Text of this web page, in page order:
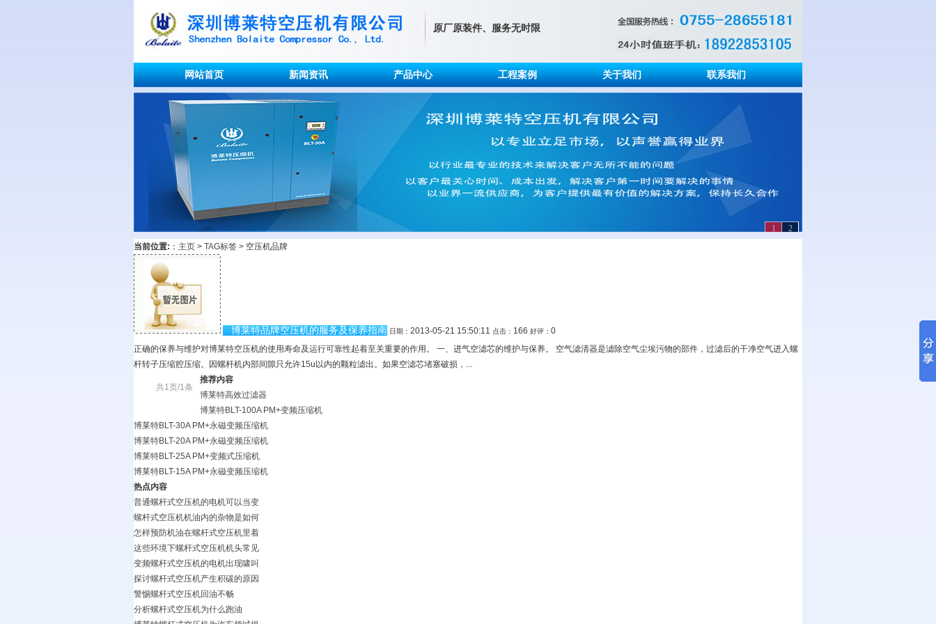
原厂原装件、服务无时限
网站首页 新闻资讯 产品中心 工程案例 关于我们 联系我们
2
1
当前位置: ： 主页 > TAG标签 > 空压机品牌
博莱特品牌空压机的服务及保养指南 日期： 2013-05-21 15:50:11 点击： 166 好评： 0
正确的保养与维护对博莱特空压机的使用寿命及运行可靠性起着至关重要的作用。 一、进气空滤芯的维护与保养。 空气滤清器是滤除空气尘埃污物的部件，过滤后的干净空气进入螺
杆转子压缩腔压缩。因螺杆机内部间隙只允许15u以内的颗粒滤出。如果空滤芯堵塞破损，...
共1页/1条
推荐内容
博莱特高效过滤器
博莱特BLT-100A PM+变频压缩机
博莱特BLT-30A PM+永磁变频压缩机
博莱特BLT-20A PM+永磁变频压缩机
博莱特BLT-25A PM+变频式压缩机
博莱特BLT-15A PM+永磁变频压缩机
热点内容
普通螺杆式空压机的电机可以当变
螺杆式空压机机油内的杂物是如何
怎样预防机油在螺杆式空压机里着
这些环境下螺杆式空压机机头常见
变频螺杆式空压机的电机出现啸叫
探讨螺杆式空压机产生积碳的原因
警惕螺杆式空压机回油不畅
分析螺杆式空压机为什么跑油